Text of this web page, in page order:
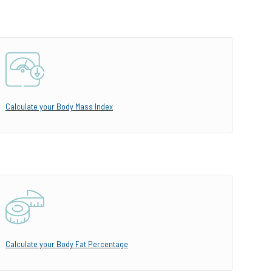
Calculate your Body Mass Index
Calculate your Body Fat Percentage